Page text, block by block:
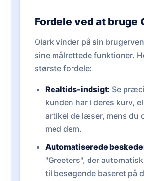
Fordele ved at bruge
Olark vinder på sin
sine målrettede funktioner.
største fordele:
Realtids-indsigt: Se
kunden har i deres kurv,
artikel de læser, mens du
med dem.
Automatiserede
"Greeters", der
til besøgende baseret på